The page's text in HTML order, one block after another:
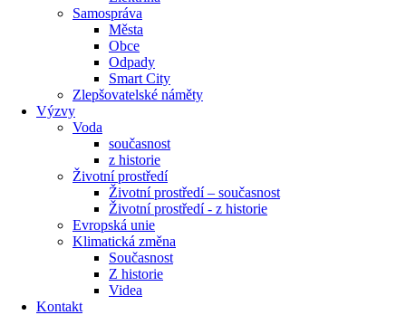
Samospráva
Města
Obce
Odpady
Smart City
Zlepšovatelské náměty
Výzvy
Voda
současnost
z historie
Životní prostředí
Životní prostředí – současnost
Životní prostředí ​- z historie
Evropská unie
Klimatická změna
Současnost
Z historie
Videa
Kontakt